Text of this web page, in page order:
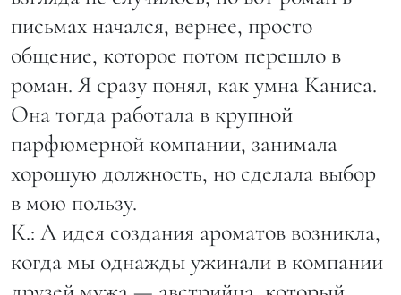
письмах начался, вернее, просто
общение, которое потом перешло в
роман. Я сразу понял, как умна Каниса.
Она тогда работала в крупной
парфюмерной компании, занимала
хорошую должность, но сделала выбор
в мою пользу.
К.: А идея создания ароматов возникла,
когда мы однажды ужинали в компании